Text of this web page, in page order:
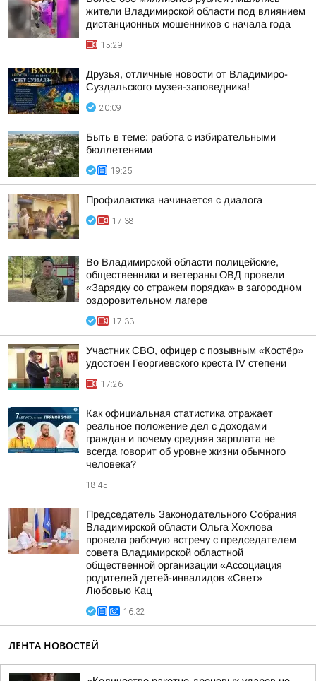
жители Владимирской области под влиянием
дистанционных мошенников с начала года
15:29
Друзья, отличные новости от Владимиро-
Суздальского музея-заповедника!
20:09
Быть в теме: работа с избирательными
бюллетенями
19:25
Профилактика начинается с диалога
17:38
Во Владимирской области полицейские,
общественники и ветераны ОВД провели
«Зарядку со стражем порядка» в загородном
оздоровительном лагере
17:33
Участник СВО, офицер с позывным «Костёр»
удостоен Георгиевского креста IV степени
17:26
Как официальная статистика отражает
реальное положение дел с доходами
граждан и почему средняя зарплата не
всегда говорит об уровне жизни обычного
человека?
18:45
Председатель Законодательного Собрания
Владимирской области Ольга Хохлова
провела рабочую встречу с председателем
совета Владимирской областной
общественной организации «Ассоциация
родителей детей-инвалидов «Свет»
Любовью Кац
16:32
ЛЕНТА НОВОСТЕЙ